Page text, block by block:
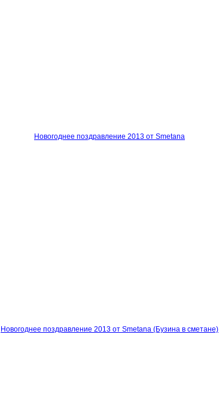
Новогоднее поздравление 2013 от Smetana
Новогоднее поздравление 2013 от Smetana (Бузина в сметане)